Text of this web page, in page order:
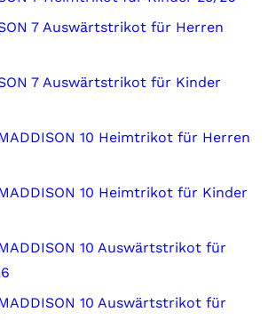
7 Auswärtstrikot für Herren
7 Auswärtstrikot für Kinder
10 Heimtrikot für Herren
10 Heimtrikot für Kinder
10 Auswärtstrikot für
10 Auswärtstrikot für